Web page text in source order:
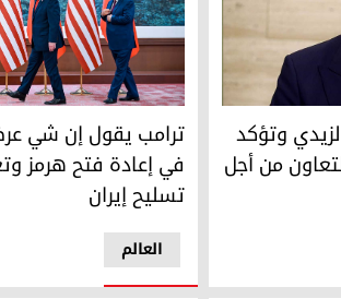
وتؤكد استعداد ترامب وروبيو للتعاون من
وتؤكد
من أجل
ترامب يقول إن شي عرض
العالم
ترامب يقول إن شي
في إعادة فتح هرمز
تسليح إيران